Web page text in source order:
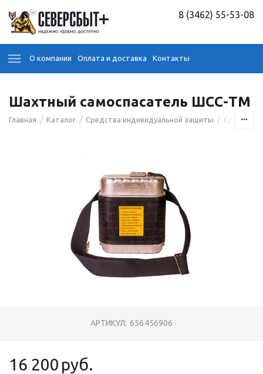
8 (3462) 55-53-08
О компании Оплата и доставка Контакты
Шахтный самоспасатель ШСС-ТМ
Главная / Каталог / Средства индивидуальной защиты / Средства
АРТИКУЛ: 656456906
16 200 руб.